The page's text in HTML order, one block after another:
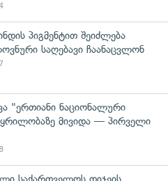
პიგმენტით შეიძლება
საღებავი ჩაანაცვლონ
"ერთიანი ნაციონალური
მივიდა — პირველი